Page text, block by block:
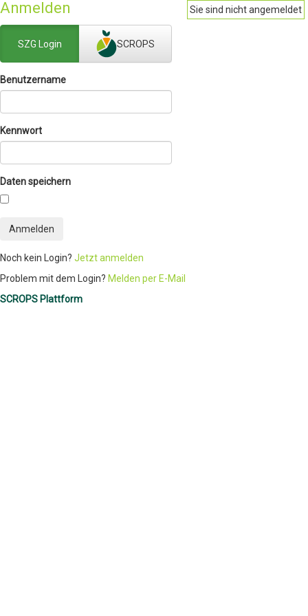
Sie sind nicht angemeldet
Anmelden
SZG Login SCROPS
Benutzername
Kennwort
Daten speichern
Anmelden
Noch kein Login? Jetzt anmelden
Problem mit dem Login? Melden per E-Mail
SCROPS Plattform